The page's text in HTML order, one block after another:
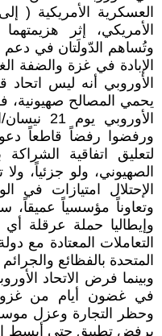
العسكرية الأمريكية (
الأمريكي، إثر
وتُساهم الدّولَتان في دعم
الإبادة في غزة والضفة
الأوروبي أنه ليس اتحاد
يحمي المصالح صهيونية،
ورفضوا رفضاً قاطعاً
لتعليق اتفاقية الشراكة
الصهيوني، ولو جزئياً، ولا
الإحتلال امتيازات في
وتعاوناً مؤسسياً عميقاً،
وإيطاليا حملة عرقلة
التعاملات المعتادة مع
المتحدة بالفظائع
وبينما فرض الاتحاد
في غضون أيام من
وحظر التجارة وعزل
يرفض تطبيق حتى أبسط